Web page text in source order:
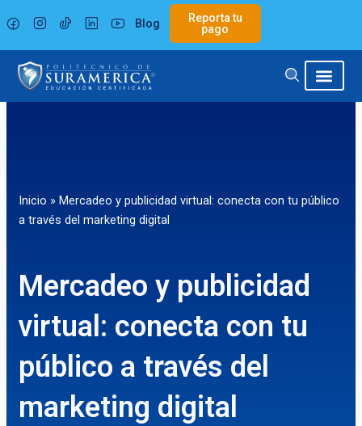
al
contenido
Blog
Reporta tu
pago
Inicio » Mercadeo y publicidad virtual: conecta con tu público
a través del marketing digital
Mercadeo y publicidad
virtual: conecta con tu
público a través del
marketing digital